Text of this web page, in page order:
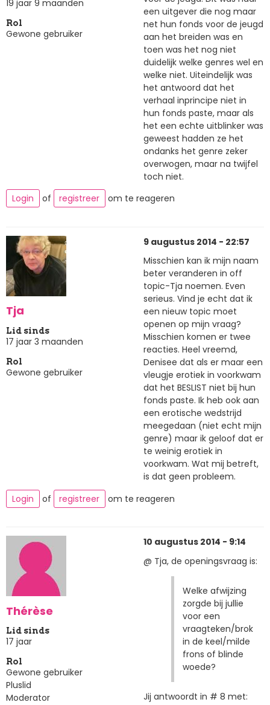
19 jaar 9 maanden
Rol
Gewone gebruiker
een uitgever die nog maar
net hun fonds voor de jeugd
aan het breiden was en
toen was het nog niet
duidelijk welke genres wel en
welke niet. Uiteindelijk was
het antwoord dat het
verhaal inprincipe niet in
hun fonds paste, maar als
het een echte uitblinker was
geweest hadden ze het
ondanks het genre zeker
overwogen, maar na twijfel
toch niet.
Login
of registreer om te reageren
Tja
Lid sinds
17 jaar 3 maanden
Rol
Gewone gebruiker
9 augustus 2014 - 22:57
Misschien kan ik mijn naam
beter veranderen in off
topic-Tja noemen. Even
serieus. Vind je echt dat ik
een nieuw topic moet
openen op mijn vraag?
Misschien komen er twee
reacties. Heel vreemd,
Denisee dat als er maar een
vleugje erotiek in voorkwam
dat het BESLIST niet bij hun
fonds paste. Ik heb ook aan
een erotische wedstrijd
meegedaan (niet echt mijn
genre) maar ik geloof dat er
te weinig erotiek in
voorkwam. Wat mij betreft,
is dat geen probleem.
Login
of registreer om te reageren
Thérèse
Lid sinds
17 jaar
Rol
Gewone gebruiker
Pluslid
Moderator
10 augustus 2014 - 9:14
@ Tja, de openingsvraag is:
Welke afwijzing
zorgde bij jullie
voor een
vraagteken/brok
in de keel/milde
frons of blinde
woede?
Jij antwoordt in # 8 met: